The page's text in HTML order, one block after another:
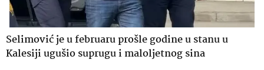
Selimović je u februaru prošle godine u stanu u
Kalesiji ugušio suprugu i maloljetnog sina